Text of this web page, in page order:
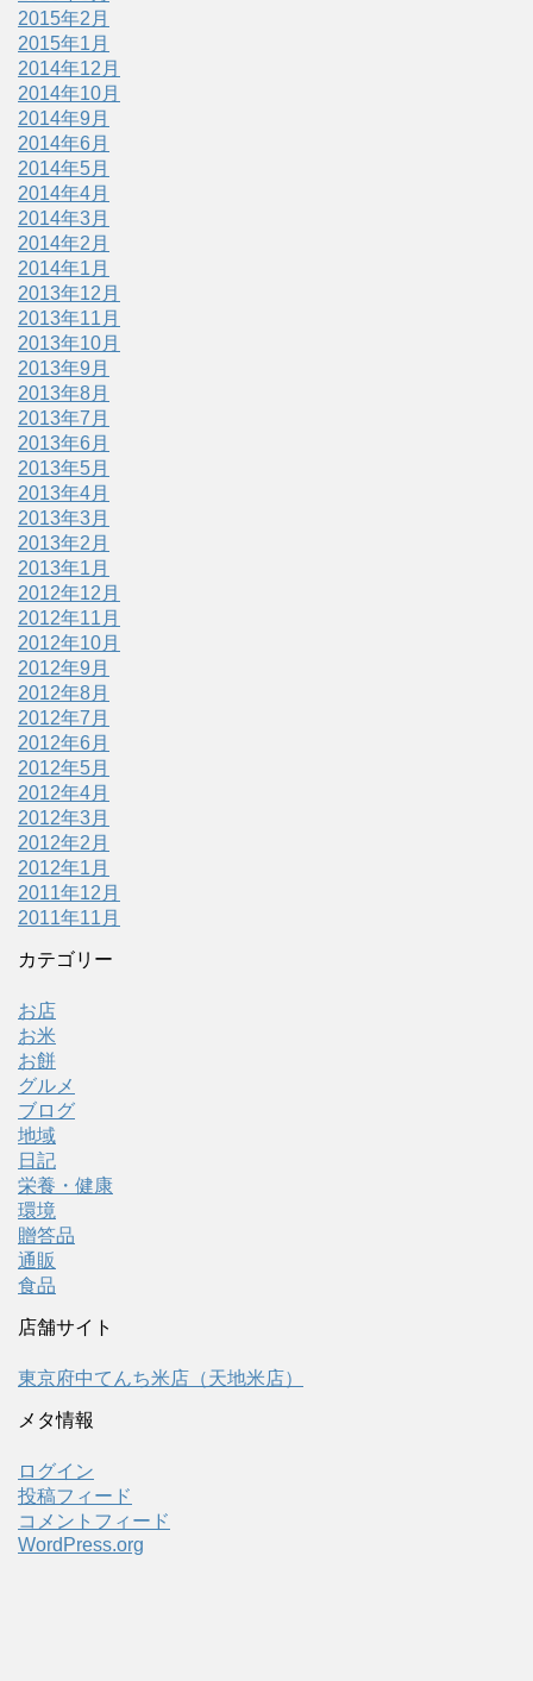
2015年2月
2015年1月
2014年12月
2014年10月
2014年9月
2014年6月
2014年5月
2014年4月
2014年3月
2014年2月
2014年1月
2013年12月
2013年11月
2013年10月
2013年9月
2013年8月
2013年7月
2013年6月
2013年5月
2013年4月
2013年3月
2013年2月
2013年1月
2012年12月
2012年11月
2012年10月
2012年9月
2012年8月
2012年7月
2012年6月
2012年5月
2012年4月
2012年3月
2012年2月
2012年1月
2011年12月
2011年11月
カテゴリー
お店
お米
お餅
グルメ
ブログ
地域
日記
栄養・健康
環境
贈答品
通販
食品
店舗サイト
東京府中てんち米店（天地米店）
メタ情報
ログイン
投稿フィード
コメントフィード
WordPress.org